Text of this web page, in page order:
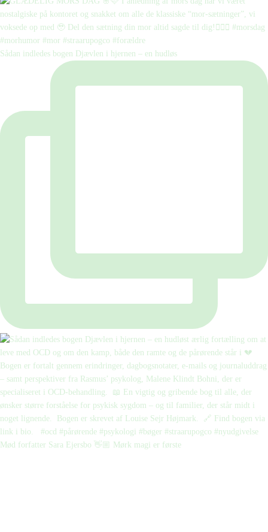
Sådan indledes bogen Djævlen i hjernen – en hudløs
Mød forfatter Sara Ejersbo 👋🏼 Mørk magi er første